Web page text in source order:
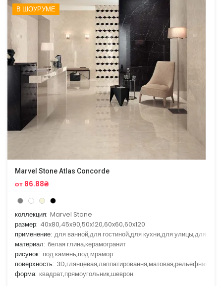
В ШОУРУМЕ
Marvel Stone Atlas Concorde
от 86.88₴
коллекция: Marvel Stone
размер: 40x80,45x90,50x120,60x60,60x120
применение: для ванной,для гостиной,для кухни,для улицы,для
материал: белая глина,керамогранит
рисунок: под камень,под мрамор
поверхность: 3D,глянцевая,лаппатировання,матовая,рельефная
форма: квадрат,прямоугольник,шеврон